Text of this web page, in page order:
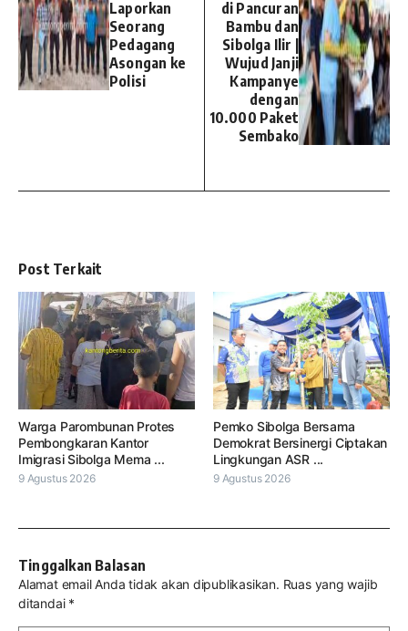
Laporkan
Seorang
Pedagang
Asongan ke
Polisi
di Pancuran
Bambu dan
Sibolga Ilir |
Wujud Janji
Kampanye
dengan
10.000 Paket
Sembako
Post Terkait
Warga Parombunan Protes
Pembongkaran Kantor
Imigrasi Sibolga Mema ...
9 Agustus 2026
Pemko Sibolga Bersama
Demokrat Bersinergi Ciptakan
Lingkungan ASR ...
9 Agustus 2026
Tinggalkan Balasan
Alamat email Anda tidak akan dipublikasikan. Ruas yang wajib
ditandai *